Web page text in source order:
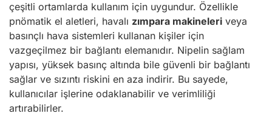
çeşitli ortamlarda kullanım için uygundur. Özellikle
pnömatik el aletleri, havalı zımpara makineleri veya
basınçlı hava sistemleri kullanan kişiler için
vazgeçilmez bir bağlantı elemanıdır. Nipelin sağlam
yapısı, yüksek basınç altında bile güvenli bir bağlantı
sağlar ve sızıntı riskini en aza indirir. Bu sayede,
kullanıcılar işlerine odaklanabilir ve verimliliği
artırabilirler.